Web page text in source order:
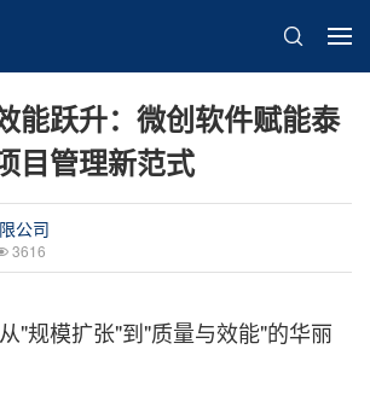
能跃升：微创软件赋能泰
目管理新范式
公司
3616
"规模扩张"到"质量与效能"的华丽